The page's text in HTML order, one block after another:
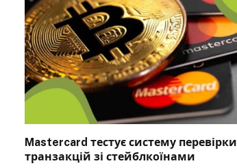
Mastercard тестує систему перевірки
транзакцій зі стейблкоїнами